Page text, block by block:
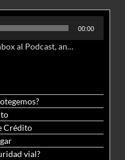
00:00
En este primer episodio de Del Inbox al Podcast, analizamos junto al abogado Jonathan Brown las nuevas conductas delictivas cibernéticas y la necesidad de hacer modificaciones al Código Penal.
Crédito
vial?